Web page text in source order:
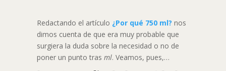
Redactando el artículo ¿Por qué 750 ml? nos
dimos cuenta de que era muy probable que
surgiera la duda sobre la necesidad o no de
poner un punto tras ml. Veamos, pues,…